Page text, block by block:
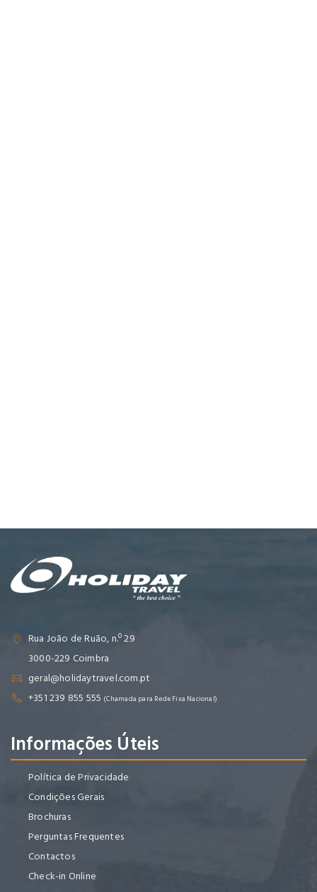
Rua João de Ruão, n.º 29
3000-229 Coimbra
geral@holidaytravel.com.pt
+351 239 855 555 (Chamada para Rede Fixa Nacional)
Informações Úteis
Política de Privacidade
Condições Gerais
Brochuras
Perguntas Frequentes
Contactos
Check-in Online